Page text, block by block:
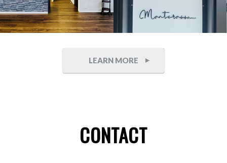
LEARN MORE
CONTACT